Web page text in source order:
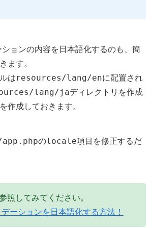
ョンの内容を日本語化するのも、簡
ます。
はresources/lang/enに配置され
lang/jaディレクトリを作成
作成しておきます。
のlocale項目を修正するだ
照してみてください。
ーションを日本語化する方法！